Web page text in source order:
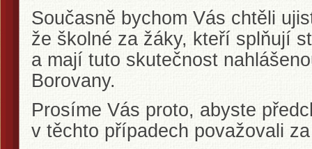
Současně bychom Vás chtěli
že školné za žáky, kteří splňují
a mají tuto skutečnost
Borovany.
Prosíme Vás proto, abyste
v těchto případech považovali